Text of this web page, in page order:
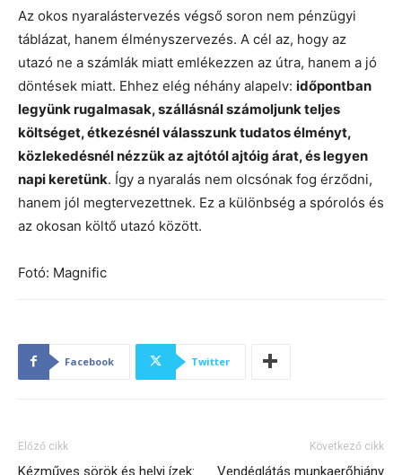
Az okos nyaralástervezés végső soron nem pénzügyi
táblázat, hanem élményszervezés. A cél az, hogy az
utazó ne a számlák miatt emlékezzen az útra, hanem a jó
döntések miatt. Ehhez elég néhány alapelv: időpontban
legyünk rugalmasak, szállásnál számoljunk teljes
költséget, étkezésnél válasszunk tudatos élményt,
közlekedésnél nézzük az ajtótól ajtóig árat, és legyen
napi keretünk. Így a nyaralás nem olcsónak fog érződni,
hanem jól megtervezettnek. Ez a különbség a spórolós és
az okosan költő utazó között.
Fotó: Magnific
Facebook Twitter
Előző cikk
Kézműves sörök és helyi ízek:
Következő cikk
Vendéglátás munkaerőhiány